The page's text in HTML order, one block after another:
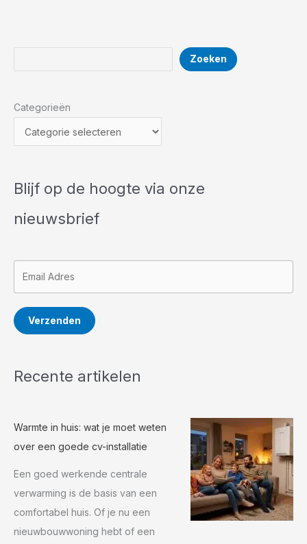
Zoeken
Categorieën
Blijf op de hoogte via onze
nieuwsbrief
Verzenden
Recente artikelen
Warmte in huis: wat je moet weten
over een goede cv-installatie
Een goed werkende centrale
verwarming is de basis van een
comfortabel huis. Of je nu een
nieuwbouwwoning hebt of een